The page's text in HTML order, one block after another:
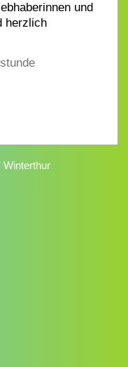
und
herzlich